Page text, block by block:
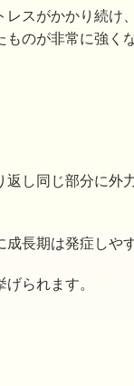
スがかかり続け
のが非常に強く
し同じ部分に外
長期は発症しや
られます。